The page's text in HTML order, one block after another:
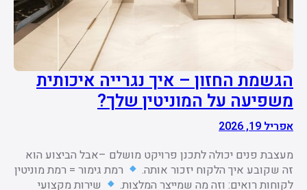
הגשמת החזון – איך נגרייה איכותית
משפיעה על המוניטין שלך?
אפריל 19, 2026
מעצבת פנים יכולה לתכנן פרויקט מושלם –אבל הביצוע הוא
זה שקובע איך הלקוח יזכור אותה.
רמת גימור = רמת מוניטין
לקוחות רואים: וזה מה שמייצר המלצות.
שירות מקצועי